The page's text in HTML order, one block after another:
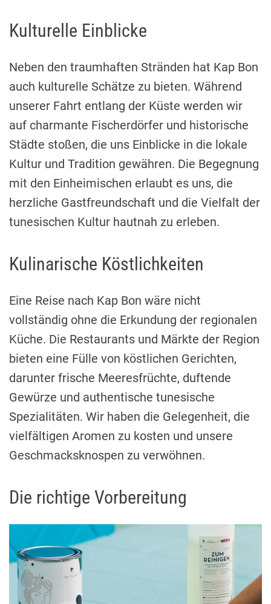
Kulturelle Einblicke
Neben den traumhaften Stränden hat Kap Bon
auch kulturelle Schätze zu bieten. Während
unserer Fahrt entlang der Küste werden wir
auf charmante Fischerdörfer und historische
Städte stoßen, die uns Einblicke in die lokale
Kultur und Tradition gewähren. Die Begegnung
mit den Einheimischen erlaubt es uns, die
herzliche Gastfreundschaft und die Vielfalt der
tunesischen Kultur hautnah zu erleben.
Kulinarische Köstlichkeiten
Eine Reise nach Kap Bon wäre nicht
vollständig ohne die Erkundung der regionalen
Küche. Die Restaurants und Märkte der Region
bieten eine Fülle von köstlichen Gerichten,
darunter frische Meeresfrüchte, duftende
Gewürze und authentische tunesische
Spezialitäten. Wir haben die Gelegenheit, die
vielfältigen Aromen zu kosten und unsere
Geschmacksknospen zu verwöhnen.
Die richtige Vorbereitung